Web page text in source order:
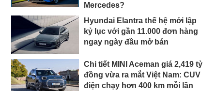
Mercedes?
Hyundai Elantra thế hệ mới lập
kỷ lục với gần 11.000 đơn hàng
ngay ngày đầu mở bán
Chi tiết MINI Aceman giá 2,419 tỷ
đồng vừa ra mắt Việt Nam: CUV
điện chạy hơn 400 km mỗi lần